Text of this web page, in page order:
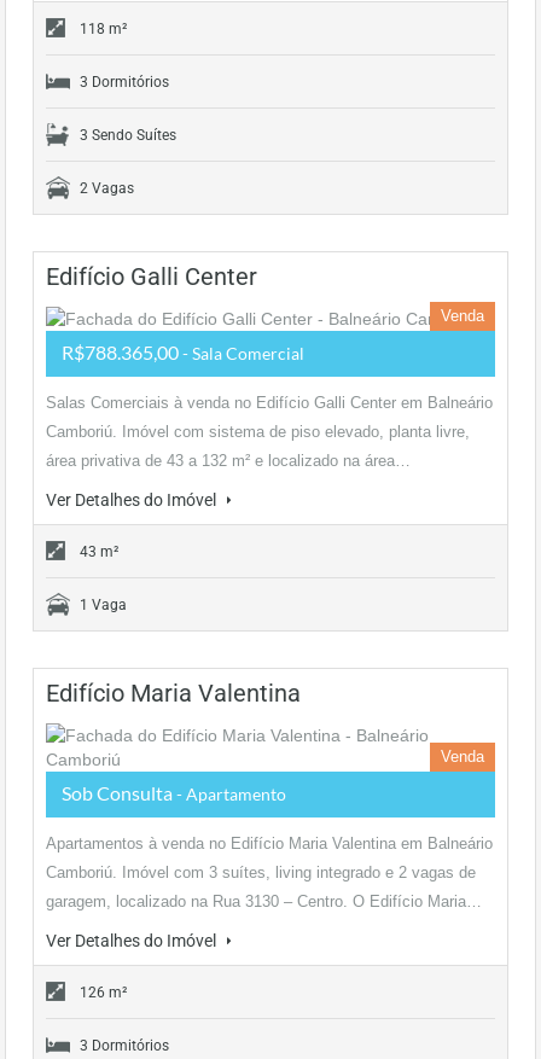
118 m²
3 Dormitórios
3 Sendo Suítes
2 Vagas
Edifício Galli Center
Venda
R$788.365,00- Sala Comercial
Salas Comerciais à venda no Edifício Galli Center em Balneário
Camboriú. Imóvel com sistema de piso elevado, planta livre,
área privativa de 43 a 132 m² e localizado na área…
Ver Detalhes do Imóvel
43 m²
1 Vaga
Edifício Maria Valentina
Venda
Sob Consulta - Apartamento
Apartamentos à venda no Edifício Maria Valentina em Balneário
Camboriú. Imóvel com 3 suítes, living integrado e 2 vagas de
garagem, localizado na Rua 3130 – Centro. O Edifício Maria…
Ver Detalhes do Imóvel
126 m²
3 Dormitórios